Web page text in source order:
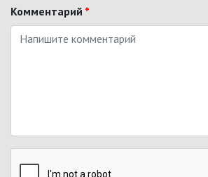
Комментарий *